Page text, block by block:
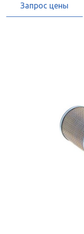
Запрос цены